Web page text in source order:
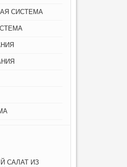
СИСТЕМА
САЛАТ ИЗ